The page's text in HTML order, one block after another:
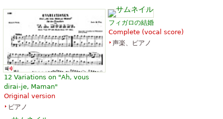
Eine Kleine Nachtmusik (Easy
Piano)
￥1,914.81
Piano
Bosworth
12 Variations on "Ah, vous
dirai-je, Maman"
Original version
ピアノ
フィガロの結婚
Complete (vocal score)
声楽、ピアノ